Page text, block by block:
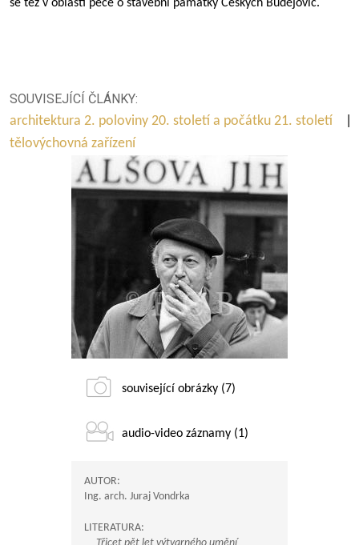
se též v oblasti péče o stavební památky Českých Budějovic.
SOUVISEJÍCÍ ČLÁNKY:
architektura 2. poloviny 20. století a počátku 21. století
tělovýchovná zařízení
související obrázky (7)
audio-video záznamy (1)
AUTOR:
Ing. arch. Juraj Vondrka
LITERATURA: